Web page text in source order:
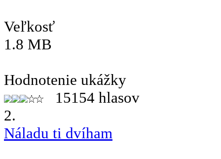
Veľkosť
1.8 MB
Hodnotenie ukážky
15154 hlasov
2.
Náladu ti dvíham